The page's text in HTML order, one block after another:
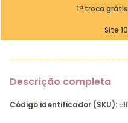
1ª troca
Site
Descrição completa
Código identificador (SKU):